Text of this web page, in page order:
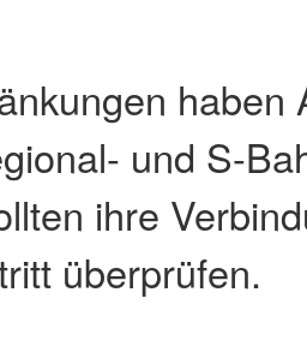
haben
und S-
ihre
überprüfen.